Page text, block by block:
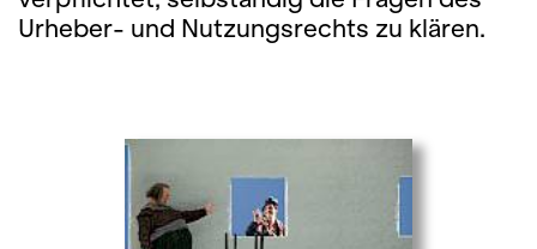
Urheber- und Nutzungsrechts zu klären.